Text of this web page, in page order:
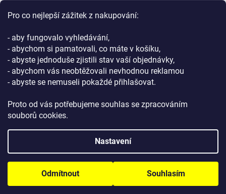
Pro co nejlepší zážitek z nakupování:
- aby fungovalo vyhledávání,
- abychom si pamatovali, co máte v košíku,
- abyste jednoduše zjistili stav vaší objednávky,
- abychom vás neobtěžovali nevhodnou reklamou
- abyste se nemuseli pokaždé přihlašovat.
Proto od vás potřebujeme souhlas se zpracováním
souborů cookies.
Nastavení
Odmítnout Souhlasím
Reklamace a Vrácení
Podmínky ochrany osobních údajů
. Všechna práva vyhrazena.